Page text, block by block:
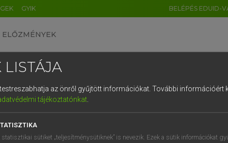
GYIK BELÉPÉS EDUID-
ELŐZMÉNYEK
egyetemes nagyszótár
LISTÁJA
az önről gyűjtött információkat. További információért
tájékoztatónkat.
statisztikai sütiket „teljesítménysütiknek” is nevezik. Ezek a sütik információkat
DE CN FR ES IT NL
1 2 3 4 5 6 7 8 9
q w e r t z u i